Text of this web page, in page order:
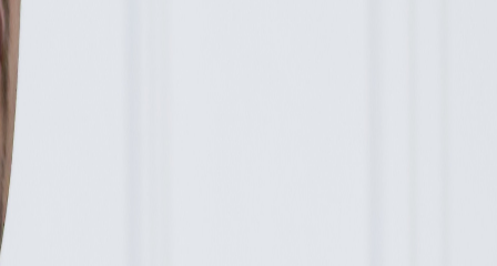
Encargado de dar cobertura a la Asamblea